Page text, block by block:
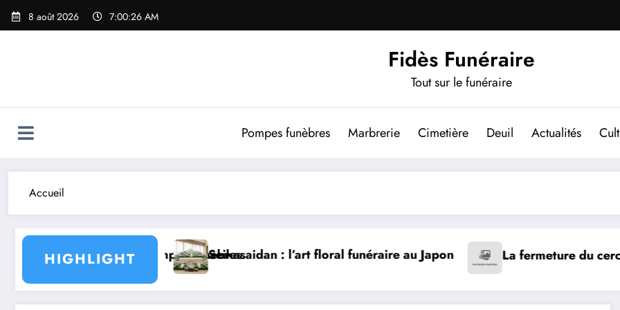
8 août 2026 7:00:27 AM
Fidès Funéraire
Tout sur le funéraire
Pompes funèbres Marbrerie Cimetière Deuil Actualités
Accueil
HIGHLIGHT
conseil des pompes funèbresSeikasaidan : l’art floral funéraire au Japon La fermeture du cercueil